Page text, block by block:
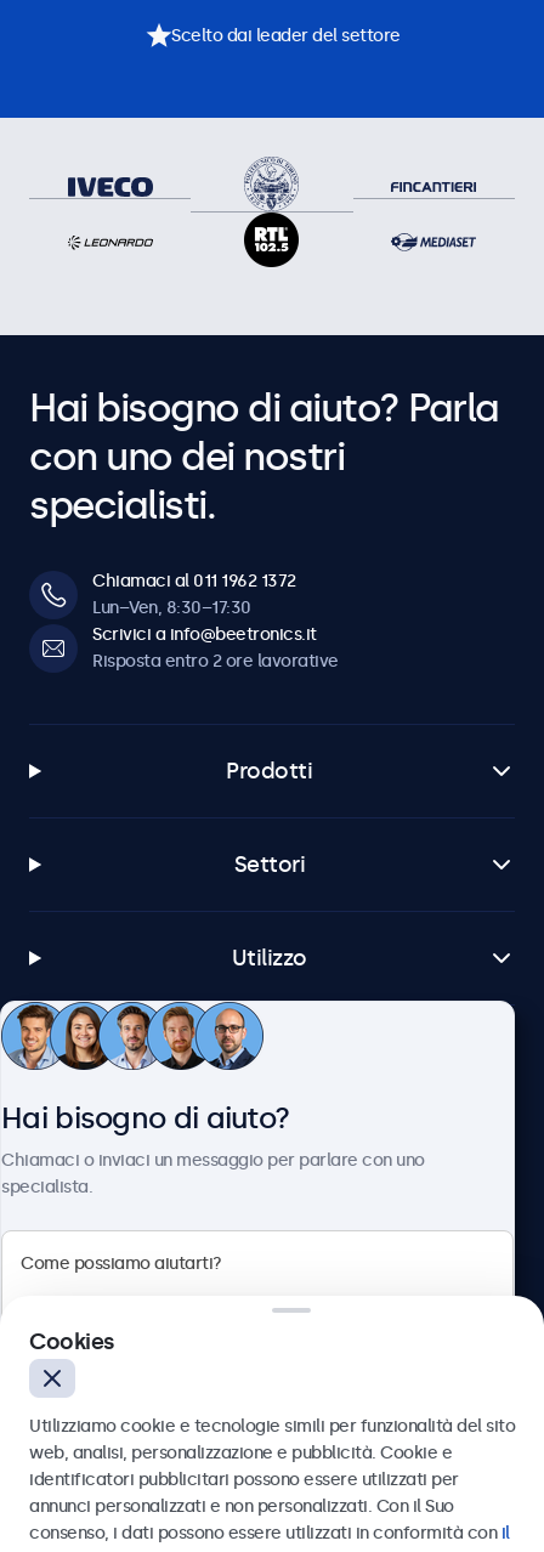
Scelto dai leader del settore
Hai bisogno di aiuto? Parla
con uno dei nostri
specialisti.
Chiamaci al 011 1962 1372
Lun–Ven, 8:30–17:30
Scrivici a info@beetronics.it
Risposta entro 2 ore lavorative
Prodotti
Settori
Utilizzo
Servizio Clienti
Italiano
Hai bisogno di aiuto?
Chiamaci o inviaci un messaggio per parlare con uno
specialista.
Inviare
Cookies
Utilizziamo cookie e tecnologie simili per funzionalità del sito
web, analisi, personalizzazione e pubblicità. Cookie e
identificatori pubblicitari possono essere utilizzati per
annunci personalizzati e non personalizzati. Con il Suo
consenso, i dati possono essere utilizzati in conformità con il